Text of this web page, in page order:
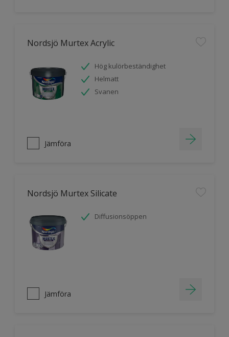
Nordsjö Murtex Acrylic
Hög kulörbeständighet
Helmatt
Svanen
Jämföra
Nordsjö Murtex Silicate
Diffusionsöppen
Jämföra